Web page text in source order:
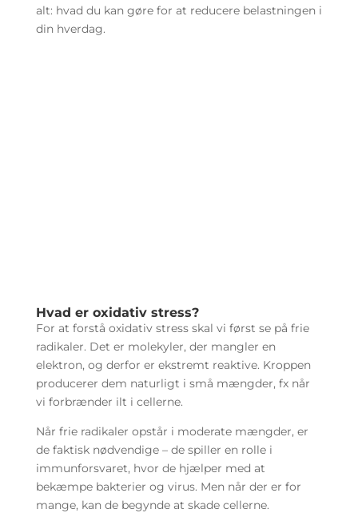
alt: hvad du kan gøre for at reducere belastningen i
din hverdag.
Hvad er oxidativ stress?
For at forstå oxidativ stress skal vi først se på frie
radikaler. Det er molekyler, der mangler en
elektron, og derfor er ekstremt reaktive. Kroppen
producerer dem naturligt i små mængder, fx når
vi forbrænder ilt i cellerne.
Når frie radikaler opstår i moderate mængder, er
de faktisk nødvendige – de spiller en rolle i
immunforsvaret, hvor de hjælper med at
bekæmpe bakterier og virus. Men når der er for
mange, kan de begynde at skade cellerne.